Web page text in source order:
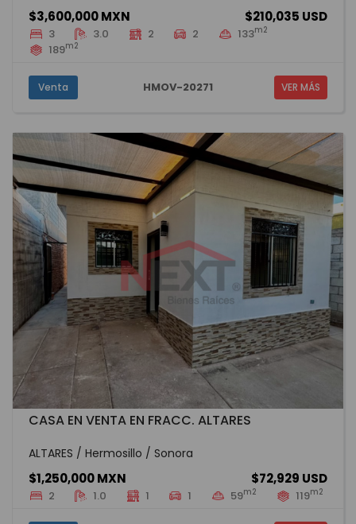
$3,600,000 MXN $210,035 USD
3 3.0 2 2 133m2
189m2
Venta HMOV-20271 VER MÁS
CASA EN VENTA EN FRACC. ALTARES
ALTARES / Hermosillo / Sonora
$1,250,000 MXN $72,929 USD
2 1.0 1 1 59m2 119m2